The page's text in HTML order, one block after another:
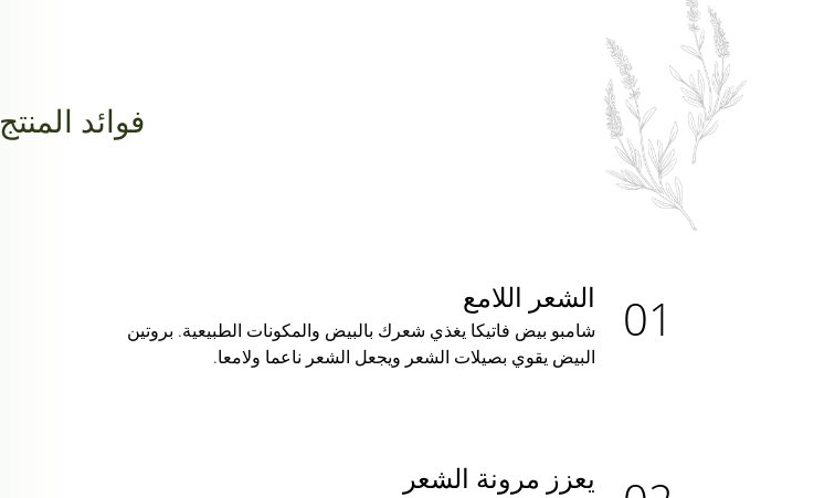
فوائد المنتج
الشعر اللامع
شامبو بيض فاتيكا يغذي شعرك بالبيض والمكونات الطبيعية. بروتين
البيض يقوي بصيلات الشعر ويجعل الشعر ناعما ولامعا.
يعزز مرونة الشعر